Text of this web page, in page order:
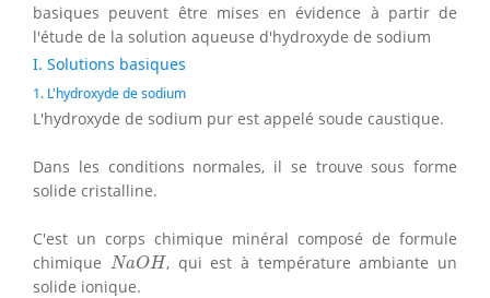
basiques peuvent être mises en évidence à partir de
l'étude de la solution aqueuse d'hydroxyde de sodium
I. Solutions basiques
1. L'hydroxyde de sodium
L'hydroxyde de sodium pur est appelé soude caustique.
Dans les conditions normales, il se trouve sous forme
solide cristalline.
C'est un corps chimique minéral composé de formule
chimique NaOH
NaOH , qui est à température ambiante un
solide ionique.